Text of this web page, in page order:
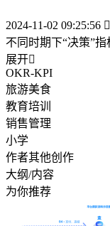
2024-11-02 09:25:56 
不同时期下“决策”指
展开
OKR-KPI
旅游美食
教育培训
销售管理
小学
作者其他创作
大纲/内容
为你推荐